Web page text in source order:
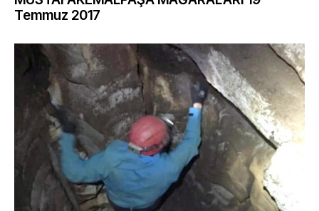
Temmuz 2017